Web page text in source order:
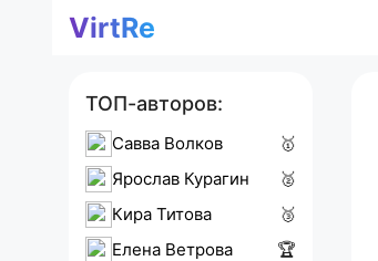
ПерейтиVirtRe
ТОП-авторов:
Савва Волков
🥇
Ярослав Курагин
🥈
Кира Титова
🥉
Елена Ветрова
🏆